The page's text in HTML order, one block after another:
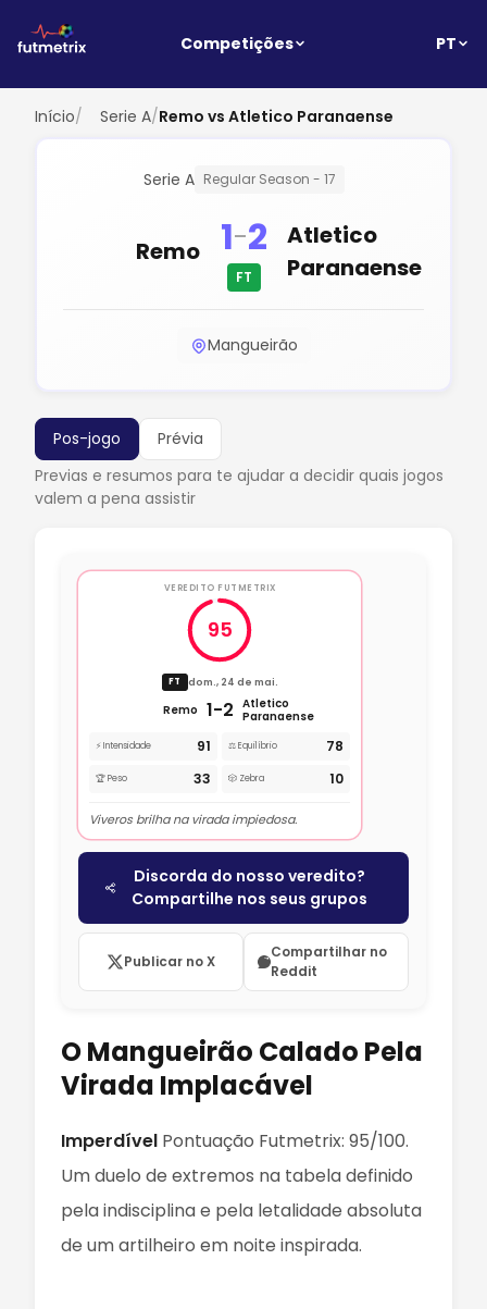
Competições PT
Início/ Serie A/Remo vs Atletico Paranaense
Serie A Regular Season - 17
Remo 1-2
FT
Atletico
Paranaense
Mangueirão
Pos-jogo
Prévia
Previas e resumos para te ajudar a decidir quais jogos
valem a pena assistir
VEREDITO FUTMETRIX
95
FT dom., 24 de mai.
Remo 1-2 Atletico
Paranaense
⚡ Intensidade 91 ⚖️ Equilíbrio 78
🏆 Peso 33 🎲 Zebra 10
Viveros brilha na virada impiedosa.
Discorda do nosso veredito?
Compartilhe nos seus grupos
Publicar no X
Compartilhar no
Reddit
O Mangueirão Calado Pela
Virada Implacável
Imperdível Pontuação Futmetrix: 95/100.
Um duelo de extremos na tabela definido
pela indisciplina e pela letalidade absoluta
de um artilheiro em noite inspirada.